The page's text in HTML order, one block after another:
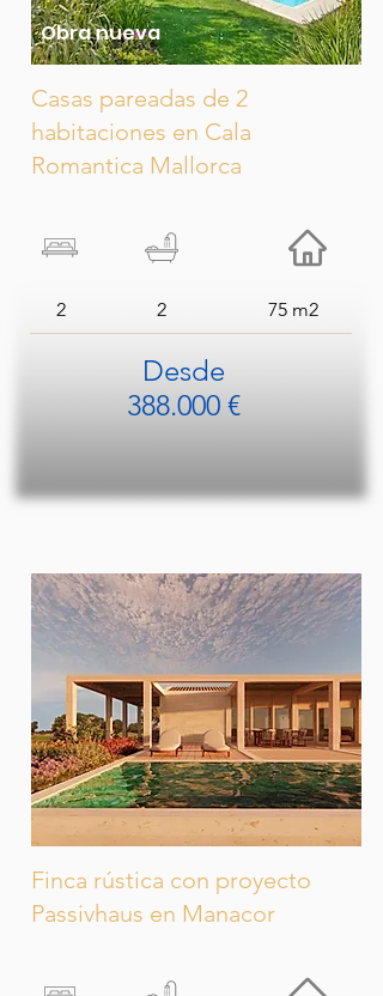
Obra nueva
Casas pareadas de 2
habitaciones en Cala
Romantica Mallorca
2 2 75 m2
Desde
388.000 €
Finca rústica con proyecto
Passivhaus en Manacor